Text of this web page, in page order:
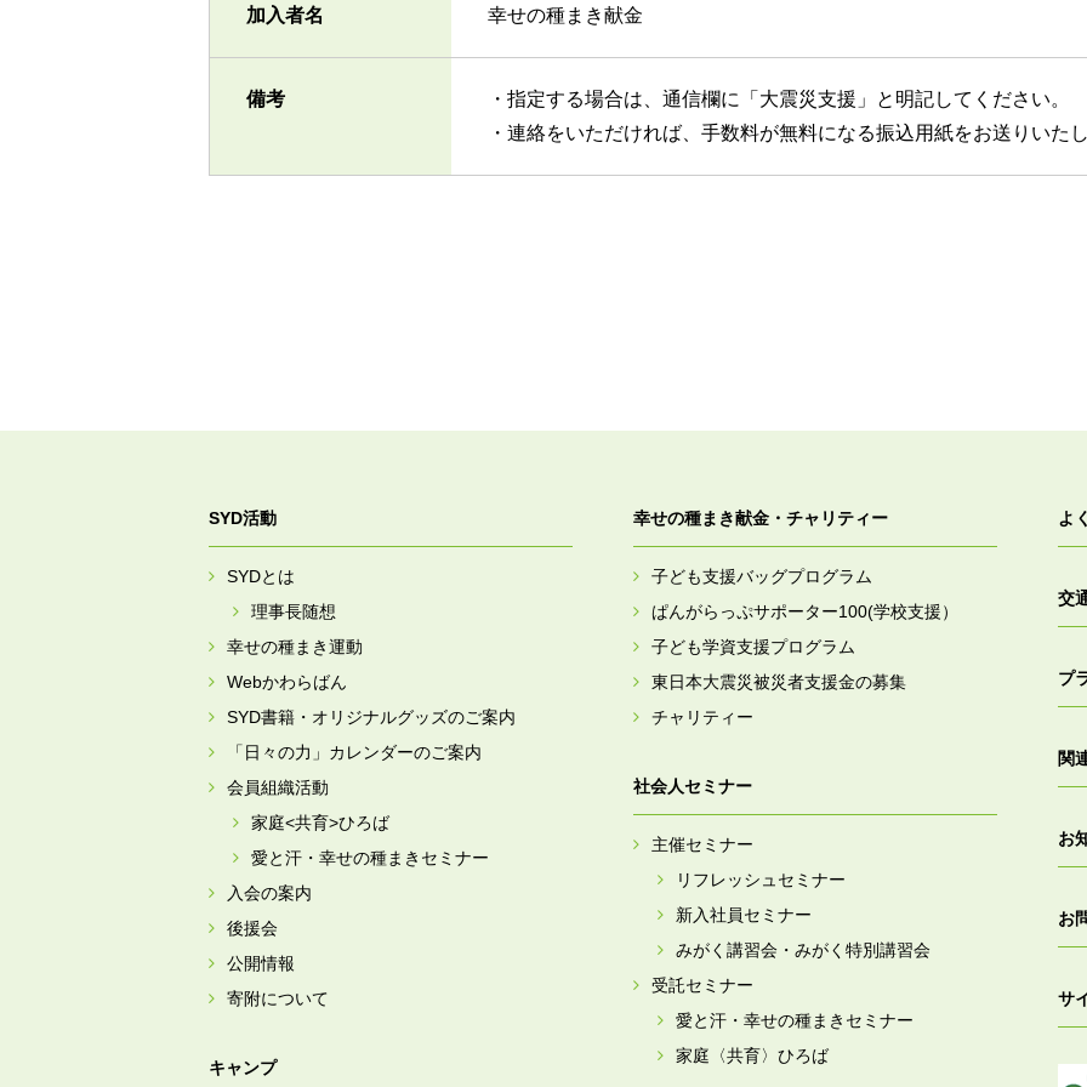
加入者名 幸せの種まき献金
備考
・指定する場合は、通信欄に「大震災支援」と明記してください。
・連絡をいただければ、手数料が無料になる振込用紙をお送りいたし
SYD活動
SYDとは
理事長随想
幸せの種まき運動
Webかわらばん
SYD書籍・オリジナルグッズのご案内
「日々の力」カレンダーのご案内
会員組織活動
家庭<共育>ひろば
愛と汗・幸せの種まきセミナー
入会の案内
後援会
公開情報
寄附について
キャンプ
幸せの種まき献金・チャリティー
子ども支援バッグプログラム
ぱんがらっぷサポーター100(学校支援）
子ども学資支援プログラム
東日本大震災被災者支援金の募集
チャリティー
社会人セミナー
主催セミナー
リフレッシュセミナー
新入社員セミナー
みがく講習会・みがく特別講習会
受託セミナー
愛と汗・幸せの種まきセミナー
家庭〈共育〉ひろば
よ
交
プ
関
お
お
サ